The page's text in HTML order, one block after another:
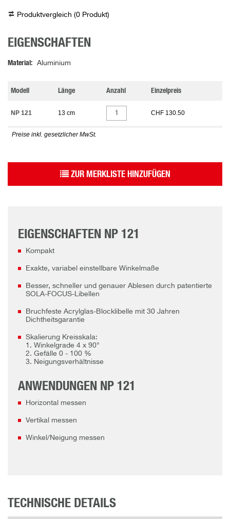
Produktvergleich (0 Produkt)
EIGENSCHAFTEN
Material Aluminium
Modell Länge Anzahl Einzelpreis
NP 121 13 cm CHF 130.50
Preise inkl. gesetzlicher MwSt.
ZUR MERKLISTE HINZUFÜGEN
EIGENSCHAFTEN NP 121
Kompakt
Exakte, variabel einstellbare Winkelmaße
Besser, schneller und genauer Ablesen durch patentierte
SOLA-FOCUS-Libellen
Bruchfeste Acrylglas-Blocklibelle mit 30 Jahren
Dichtheitsgarantie
Skalierung Kreisskala:
1. Winkelgrade 4 x 90°
2. Gefälle 0 - 100 %
3. Neigungsverhältnisse
ANWENDUNGEN NP 121
Horizontal messen
Vertikal messen
Winkel/Neigung messen
TECHNISCHE DETAILS